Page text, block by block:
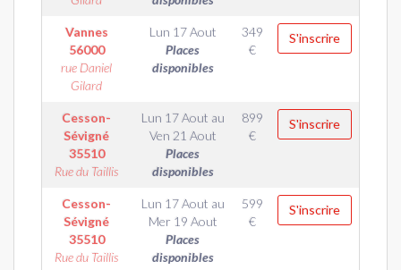
Vannes
56000
rue Daniel
Gilard
Lun 17 Aout
Places
disponibles
349
€
S'inscrire
Cesson-
Sévigné
35510
Rue du Taillis
Lun 17 Aout au
Ven 21 Aout
Places
disponibles
899
€
S'inscrire
Cesson-
Sévigné
35510
Rue du Taillis
Lun 17 Aout au
Mer 19 Aout
Places
disponibles
599
€
S'inscrire